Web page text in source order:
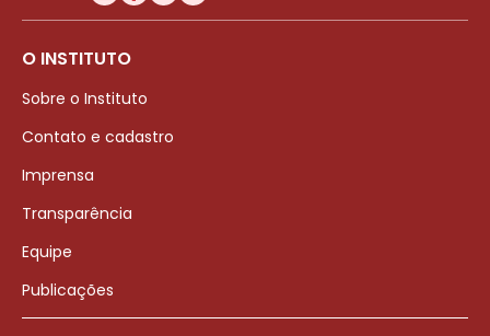
O INSTITUTO
Sobre o Instituto
Contato e cadastro
Imprensa
Transparência
Equipe
Publicações